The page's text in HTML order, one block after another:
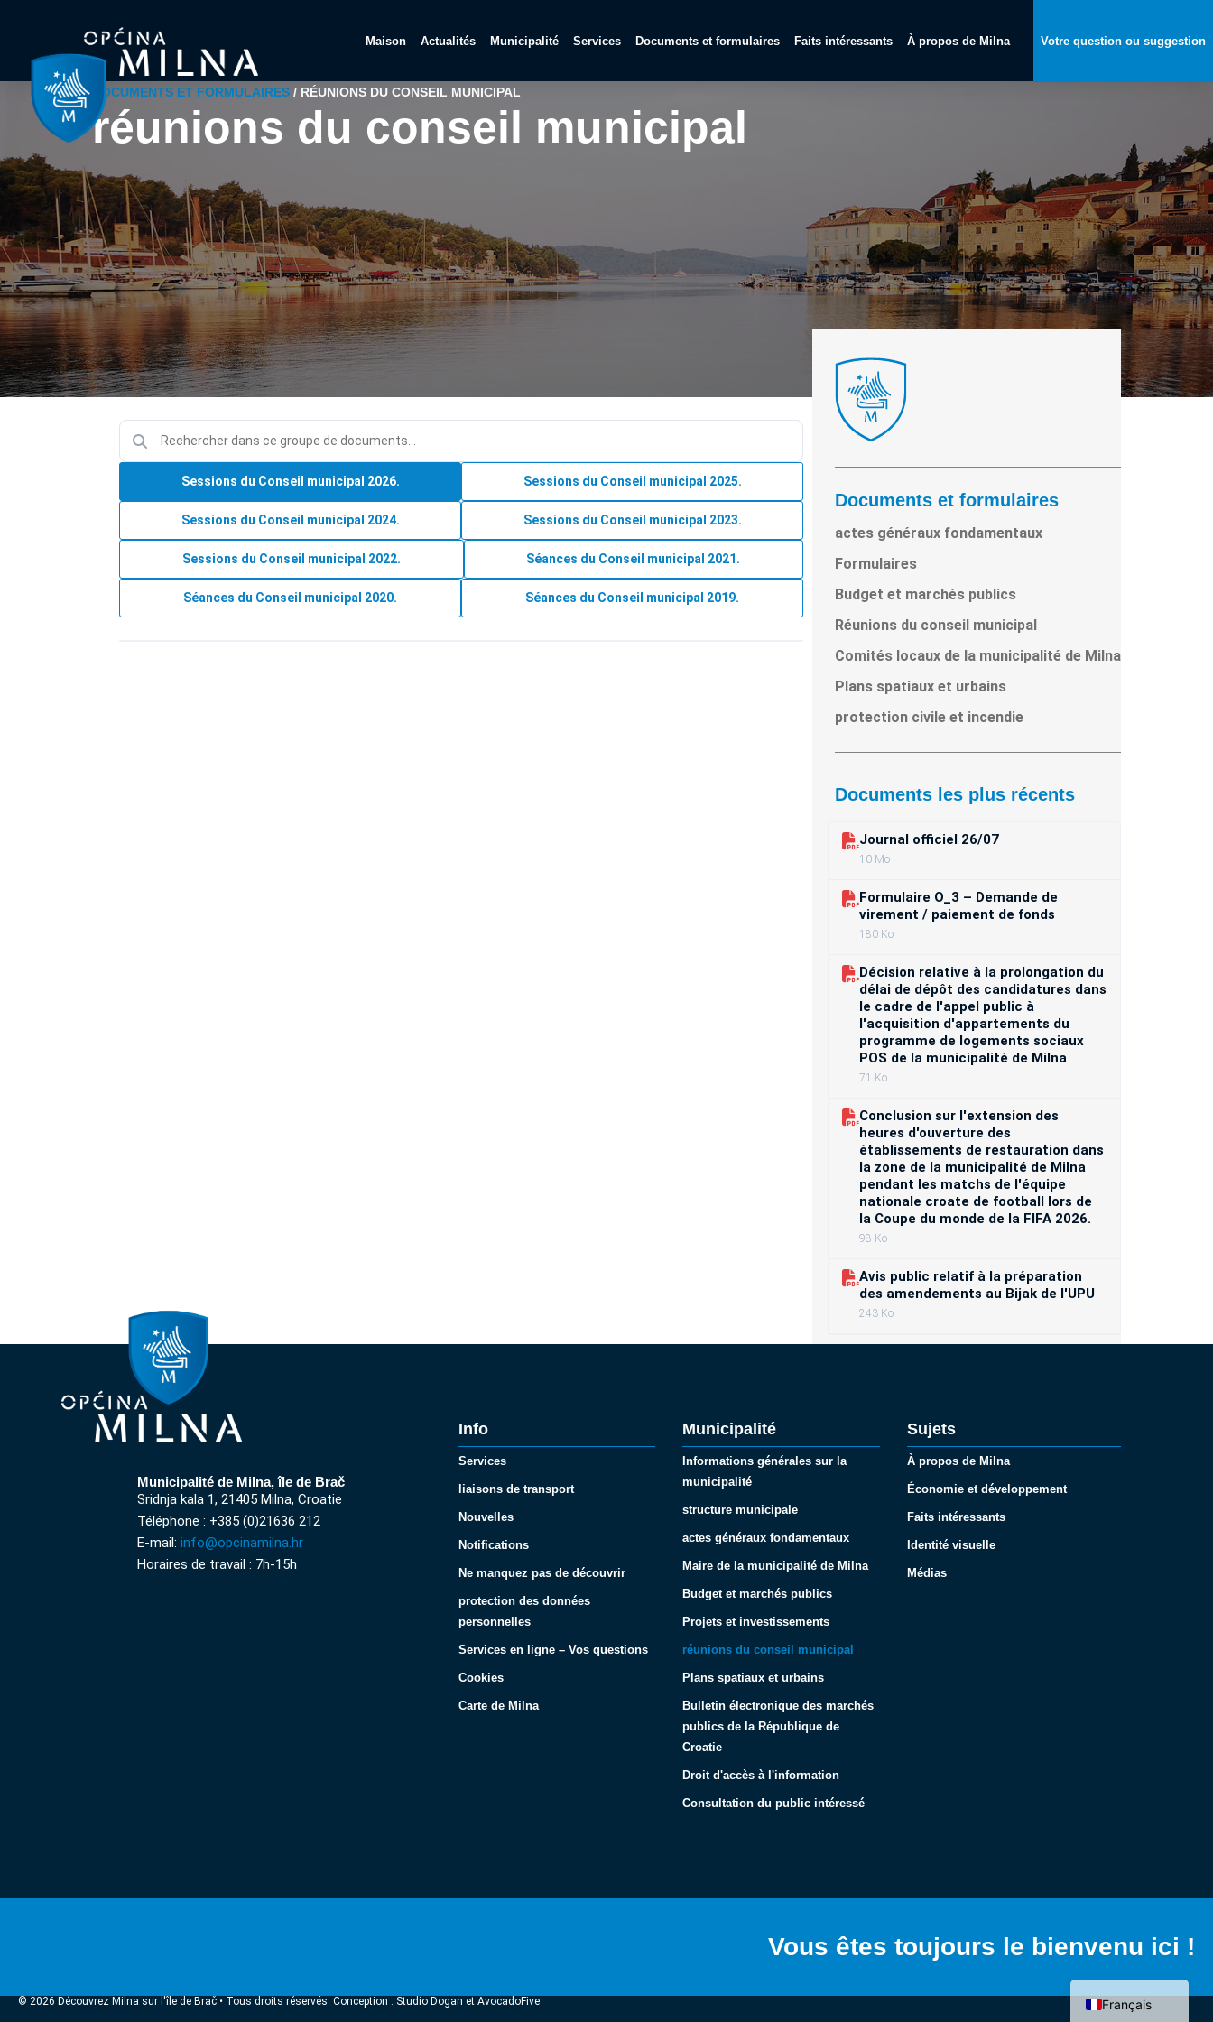
Maison Actualités Municipalité Services Documents et formulaires Faits intéressants À propos de Milna Votre question ou suggestion
DOCUMENTS ET FORMULAIRES / RÉUNIONS DU CONSEIL MUNICIPAL
réunions du conseil municipal
Sessions du Conseil municipal 2026. Sessions du Conseil municipal 2025.
Sessions du Conseil municipal 2024. Sessions du Conseil municipal 2023.
Sessions du Conseil municipal 2022. Séances du Conseil municipal 2021.
Séances du Conseil municipal 2020. Séances du Conseil municipal 2019.
Documents et formulaires
actes généraux fondamentaux
Formulaires
Budget et marchés publics
Réunions du conseil municipal
Comités locaux de la municipalité de Milna
Plans spatiaux et urbains
protection civile et incendie
Documents les plus récents
Journal officiel 26/07
10 Mo
Formulaire O_3 – Demande de
virement / paiement de fonds
180 Ko
Décision relative à la prolongation du
délai de dépôt des candidatures dans
le cadre de l'appel public à
l'acquisition d'appartements du
programme de logements sociaux
POS de la municipalité de Milna
71 Ko
Conclusion sur l'extension des
heures d'ouverture des
établissements de restauration dans
la zone de la municipalité de Milna
pendant les matchs de l'équipe
nationale croate de football lors de
la Coupe du monde de la FIFA 2026.
98 Ko
Avis public relatif à la préparation
des amendements au Bijak de l'UPU
243 Ko
Municipalité de Milna, île de Brač
Sridnja kala 1, 21405 Milna, Croatie
Téléphone : +385 (0)21636 212
E-mail: info@opcinamilna.hr
Horaires de travail : 7h-15h
Info
Services
liaisons de transport
Nouvelles
Notifications
Ne manquez pas de découvrir
protection des données
personnelles
Services en ligne – Vos questions
Cookies
Carte de Milna
Municipalité
Informations générales sur la
municipalité
structure municipale
actes généraux fondamentaux
Maire de la municipalité de Milna
Budget et marchés publics
Projets et investissements
réunions du conseil municipal
Plans spatiaux et urbains
Bulletin électronique des marchés
publics de la République de
Croatie
Droit d'accès à l'information
Consultation du public intéressé
Sujets
À propos de Milna
Économie et développement
Faits intéressants
Identité visuelle
Médias
Vous êtes toujours le bienvenu ici !
© 2026 Découvrez Milna sur l'île de Brač • Tous droits réservés. Conception : Studio Dogan et AvocadoFive Français
English (UK)